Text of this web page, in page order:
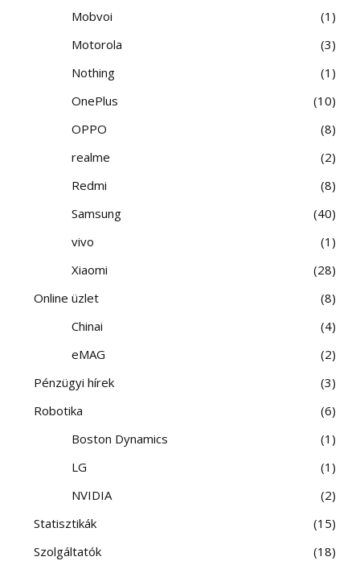
Mobvoi
1
Motorola
3
Nothing
1
OnePlus
10
OPPO
8
realme
2
Redmi
8
Samsung
40
vivo
1
Xiaomi
28
Online üzlet
8
Chinai
4
eMAG
2
Pénzügyi hírek
3
Robotika
6
Boston Dynamics
1
LG
1
NVIDIA
2
Statisztikák
15
Szolgáltatók
18